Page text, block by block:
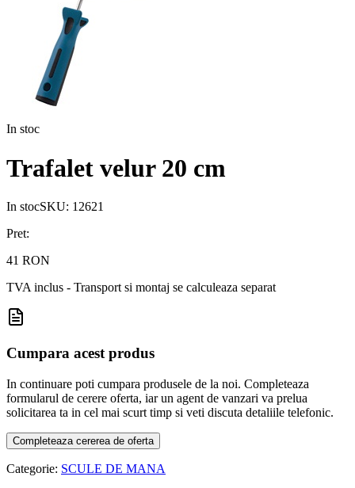
In stoc
Trafalet velur 20 cm
In stocSKU: 12621
Pret:
41 RON
TVA inclus - Transport si montaj se calculeaza separat
Cumpara acest produs
In continuare poti cumpara produsele de la noi. Completeaza
formularul de cerere oferta, iar un agent de vanzari va prelua
solicitarea ta in cel mai scurt timp si veti discuta detaliile telefonic.
Completeaza cererea de oferta
Categorie: SCULE DE MANA